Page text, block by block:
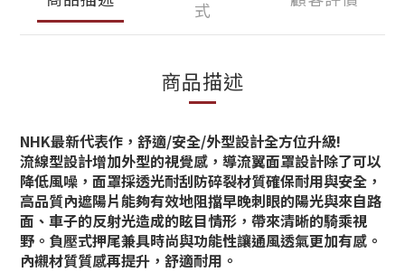
式
商品描述
NHK最新代表作，舒適/安全/外型設計全方位升級!
流線型設計增加外型的視覺感，導流翼面罩設計除了可以
降低風噪，面罩採透光耐刮防碎裂材質確保耐用與安全，
高品質內遮陽片能夠有效地阻擋早晚刺眼的陽光與來自路
面、車子的反射光造成的眩目情形，帶來清晰的騎乘視
野。負壓式押尾兼具時尚與功能性讓通風透氣更加有感。
內襯材質質感再提升，舒適耐用。